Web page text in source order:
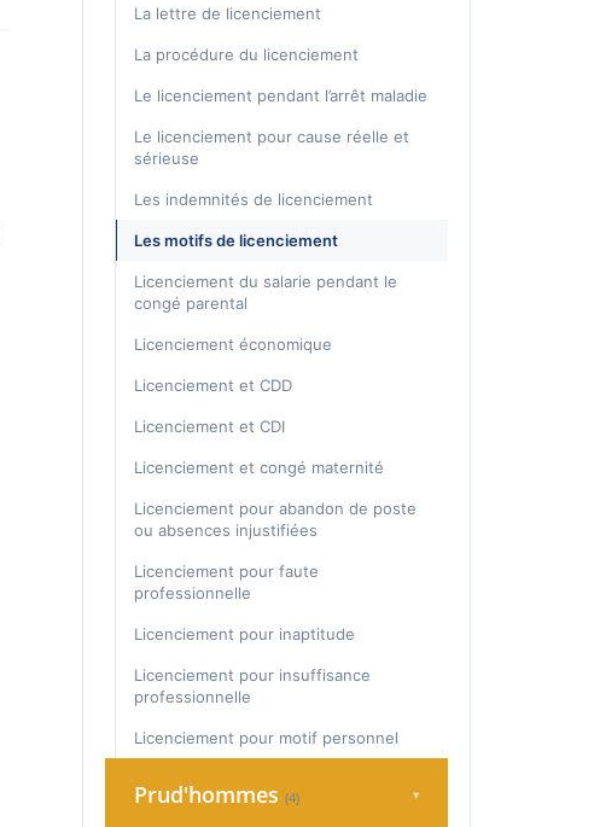
Le travail à temps partiel
Les congés payés
Médecine du travail
Négocier son départ d'une entreprise
Renouvellement de période d'essai
Rupture CDD
Rupture de période d'essai
Sanction
Traders
Prouver le harcèlement moral
La lettre de licenciement
La procédure du licenciement
Le licenciement pendant l’arrêt maladie
Le licenciement pour cause réelle et
sérieuse
Les indemnités de licenciement
Les motifs de licenciement
Licenciement du salarie pendant le
congé parental
Licenciement économique
Licenciement et CDD
Licenciement et CDI
Licenciement et congé maternité
Licenciement pour abandon de poste
ou absences injustifiées
Licenciement pour faute
professionnelle
Licenciement pour inaptitude
Licenciement pour insuffisance
professionnelle
Licenciement pour motif personnel
Prud'hommes (4) ▾